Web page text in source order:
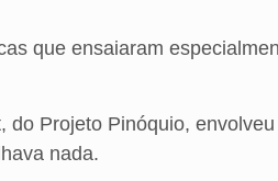
que ensaiaram
do Projeto Pinóquio,
nada.